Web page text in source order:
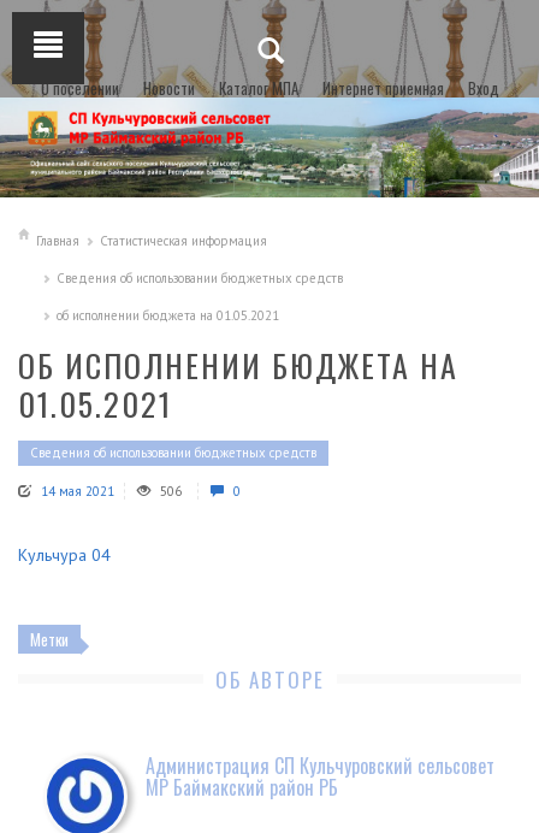
О поселении Новости Каталог МПА Интернет приемная Вход
Главная Статистическая информация
Сведения об использовании бюджетных средств
об исполнении бюджета на 01.05.2021
ОБ ИСПОЛНЕНИИ БЮДЖЕТА НА
01.05.2021
Сведения об использовании бюджетных средств
14 мая 2021 506 0
Кульчура 04
Метки
ОБ АВТОРЕ
Администрация СП Кульчуровский сельсовет
МР Баймакский район РБ